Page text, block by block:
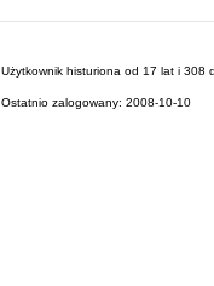
Użytkownik histuriona od 17 lat i 308
Ostatnio zalogowany: 2008-10-10